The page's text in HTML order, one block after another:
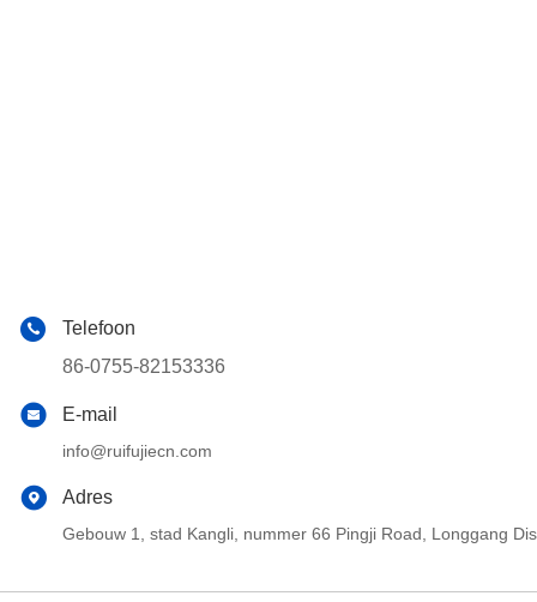
Telefoon
86-0755-82153336
E-mail
info@ruifujiecn.com
Adres
Gebouw 1, stad Kangli, nummer 66 Pingji Road, Longgang